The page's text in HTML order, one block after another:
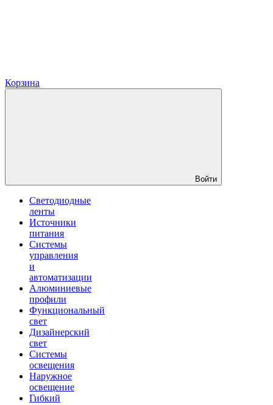
Корзина
Войти
Светодиодные
ленты
Источники
питания
Системы
управления
и
автоматизации
Алюминиевые
профили
Функциональный
свет
Дизайнерский
свет
Системы
освещения
Наружное
освещение
Гибкий